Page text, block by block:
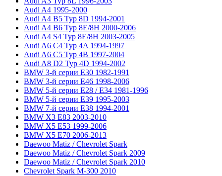
Audi A4 1995-2000
Audi A4 B5 Typ 8D 1994-2001
Audi A4 B6 Typ 8E/8H 2000-2006
Audi A4 S4 Typ 8E/8H 2003-2005
Audi A6 C4 Typ 4A 1994-1997
Audi A6 C5 Typ 4B 1997-2004
Audi A8 D2 Typ 4D 1994-2002
BMW 3-й серии E30 1982-1991
BMW 3-й серии E46 1998-2006
BMW 5-й серии E28 / E34 1981-1996
BMW 5-й серии E39 1995-2003
BMW 7-й серии E38 1994-2001
BMW X3 E83 2003-2010
BMW X5 E53 1999-2006
BMW X5 E70 2006-2013
Daewoo Matiz / Chevrolet Spark
Daewoo Matiz / Chevrolet Spark 2009
Daewoo Matiz / Chevrolet Spark 2010
Chevrolet Spark M-300 2010